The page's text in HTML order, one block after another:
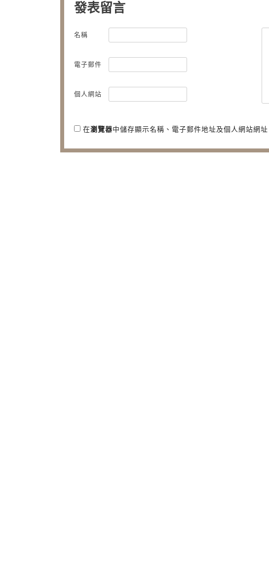
發表留言
名稱
電子郵件
個人網站
在瀏覽器中儲存顯示名稱、電子郵件地址及個人網站網